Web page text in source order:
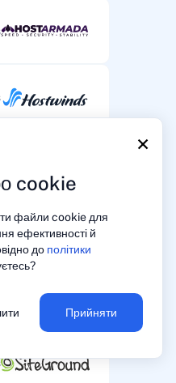
×
cookie
файли cookie для
ефективності й
до політики
Прийняти